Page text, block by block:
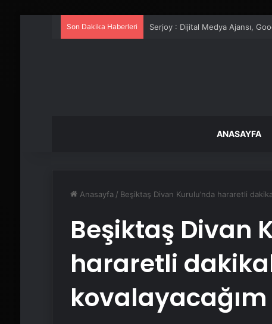
Son Dakika Haberleri UETDS Nedir ? Uetds.com İle
ANASAYFA
Anasayfa / Beşiktaş Divan Kurulu’nda hararetli
Beşiktaş Divan
hararetli
kovalayacağım